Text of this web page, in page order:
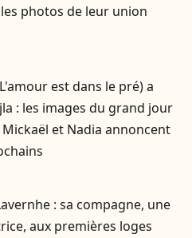
photos de leur union
est dans le pré) a
: les images du grand jour
et Nadia annoncent
: sa compagne, une
aux premières loges